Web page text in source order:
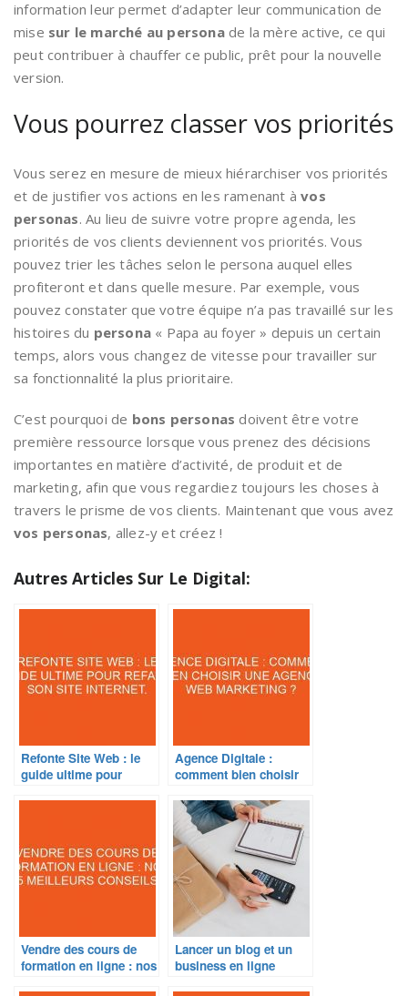
information leur permet d’adapter leur communication de
mise sur le marché au personade la mère active, ce qui
peut contribuer à chauffer ce public, prêt pour la nouvelle
version.
Vous pourrez classer vos priorités
Vous serez en mesure de mieux hiérarchiser vos priorités
et de justifier vos actions en les ramenant àvos
personas. Au lieu de suivre votre propre agenda, les
priorités de vos clients deviennent vos priorités. Vous
pouvez trier les tâches selon le persona auquel elles
profiteront et dans quelle mesure. Par exemple, vous
pouvez constater que votre équipe n’a pas travaillé sur les
histoires du persona « Papa au foyer » depuis un certain
temps, alors vous changez de vitesse pour travailler sur
sa fonctionnalité la plus prioritaire.
C’est pourquoi de bons personas doivent être votre
première ressource lorsque vous prenez des décisions
importantes en matière d’activité, de produit et de
marketing, afin que vous regardiez toujours les choses à
travers le prisme de vos clients. Maintenant que vous avez
vos personas, allez-y et créez !
Autres Articles Sur Le Digital:
Refonte Site Web : le
guide ultime pour
Agence Digitale :
comment bien choisir
marketing ?
Vendre des cours de
formation en ligne : nos
Lancer un blog et un
business en ligne